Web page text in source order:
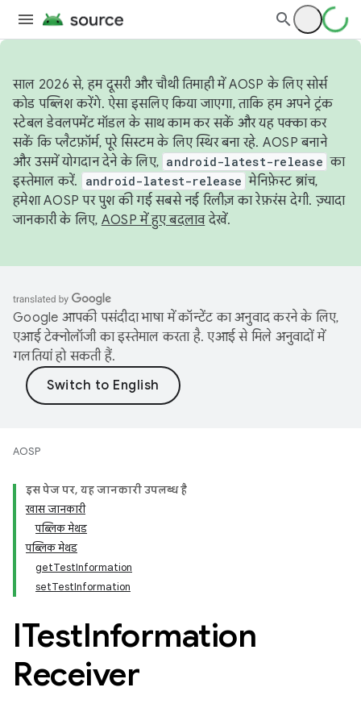
साल 2026 से, हम दूसरी और चौथी तिमाही में AOSP के लिए सोर्स
कोड पब्लिश करेंगे. ऐसा इसलिए किया जाएगा, ताकि हम अपने ट्रंक
स्टेबल डेवलपमेंट मॉडल के साथ काम कर सकें और यह पक्का कर
सकें कि प्लैटफ़ॉर्म, पूरे सिस्टम के लिए स्थिर बना रहे. AOSP बनाने
और उसमें योगदान देने के लिए, android-latest-release का
इस्तेमाल करें.
android-latest-release मेनिफ़ेस्ट ब्रांच,
हमेशा AOSP पर पुश की गई सबसे नई रिलीज़ का रेफ़रंस देगी. ज़्यादा
जानकारी के लिए, AOSP में हुए बदलावदेखें.
Google आपकी पसंदीदा भाषा में कॉन्टेंट का अनुवाद करने के लिए,
एआई टेक्नोलॉजी का इस्तेमाल करता है. एआई से मिले अनुवादों में
गलतियां हो सकती हैं.
AOSP
इस पेज पर, यह जानकारी उपलब्ध है
खास जानकारी
पब्लिक मेथड
पब्लिक मेथड
getTestInformation
setTestInformation
ITestInformation
Receiver